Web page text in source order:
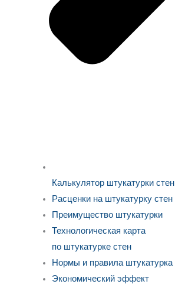
Калькулятор штукатурки стен
Расценки на штукатурку стен
Преимущество штукатурки
Технологическая карта
по штукатурке стен
Нормы и правила штукатурка
Экономический эффект